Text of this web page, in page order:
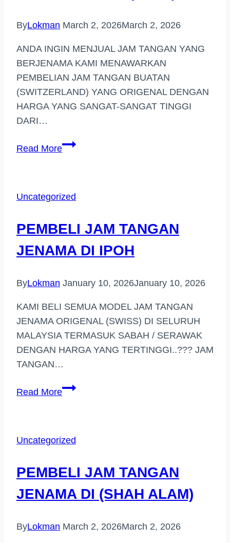
ByLokman March 2, 2026March 2, 2026
ANDA INGIN MENJUAL JAM TANGAN YANG
BERJENAMA KAMI MENAWARKAN
PEMBELIAN JAM TANGAN BUATAN
(SWITZERLAND) YANG ORIGENAL DENGAN
HARGA YANG SANGAT-SANGAT TINGGI
DARI…
Read MorePEMBELI
DI
Uncategorized
PEMBELI JAM TANGAN
JENAMA DI IPOH
ByLokman January 10, 2026January 10, 2026
KAMI BELI SEMUA MODEL JAM TANGAN
JENAMA ORIGENAL (SWISS) DI SELURUH
MALAYSIA TERMASUK SABAH / SERAWAK
DENGAN HARGA YANG TERTINGGI..??? JAM
TANGAN…
Read MorePEMBELI
DI
Uncategorized
PEMBELI JAM TANGAN
JENAMA DI (SHAH ALAM)
ByLokman March 2, 2026March 2, 2026